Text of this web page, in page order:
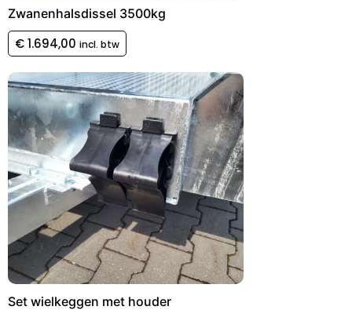
Zwanenhalsdissel 3500kg
€1.694,00 incl. btw
Set wielkeggen met houder